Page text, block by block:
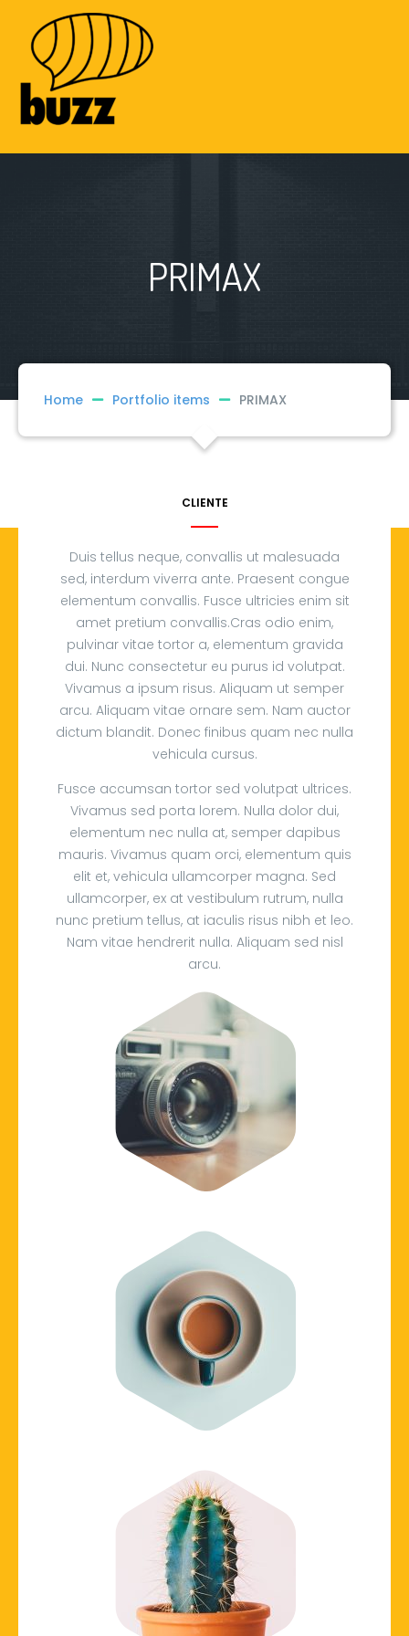
PRIMAX
Home Portfolio items PRIMAX
CLIENTE
Duis tellus neque, convallis ut malesuada
sed, interdum viverra ante. Praesent congue
elementum convallis. Fusce ultricies enim sit
amet pretium convallis.Cras odio enim,
pulvinar vitae tortor a, elementum gravida
dui. Nunc consectetur eu purus id volutpat.
Vivamus a ipsum risus. Aliquam ut semper
arcu. Aliquam vitae ornare sem. Nam auctor
dictum blandit. Donec finibus quam nec nulla
vehicula cursus.
Fusce accumsan tortor sed volutpat ultrices.
Vivamus sed porta lorem. Nulla dolor dui,
elementum nec nulla at, semper dapibus
mauris. Vivamus quam orci, elementum quis
elit et, vehicula ullamcorper magna. Sed
ullamcorper, ex at vestibulum rutrum, nulla
nunc pretium tellus, at iaculis risus nibh et leo.
Nam vitae hendrerit nulla. Aliquam sed nisl
arcu.